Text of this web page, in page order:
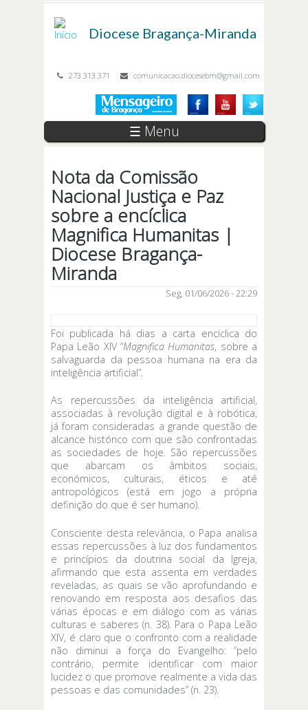
Diocese Bragança-Miranda
273 313 371 comunicacao.diocesebm@gmail.com
☰ Menu
Nota da Comissão
Nacional Justiça e Paz
sobre a encíclica
Magnifica Humanitas |
Diocese Bragança-
Miranda
Seg, 01/06/2026 - 22:29
Foi publicada há dias a carta encíclica do
Papa Leão XIV “Magnifica Humanitas, sobre a
salvaguarda da pessoa humana na era da
inteligência artificial”.
As repercussões da inteligência artificial,
associadas à revolução digital e à robótica,
já foram consideradas a grande questão de
alcance histórico com que são confrontadas
as sociedades de hoje. São repercussões
que abarcam os âmbitos sociais,
económicos, culturais, éticos e até
antropológicos (está em jogo a própria
definição do que é ser humano).
Consciente desta relevância, o Papa analisa
essas repercussões à luz dos fundamentos
e princípios da doutrina social da Igreja,
afirmando que esta assenta em verdades
reveladas, as quais se vão aprofundando e
renovando em resposta aos desafios das
várias épocas e em diálogo com as várias
culturas e saberes (n. 38). Para o Papa Leão
XIV, é claro que o confronto com a realidade
não diminui a força do Evangelho: “pelo
contrário, permite identificar com maior
lucidez o que promove realmente a vida das
pessoas e das comunidades” (n. 23).